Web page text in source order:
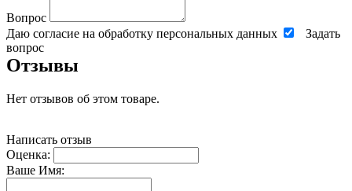
Вопрос
Даю согласие на обработку персональных данных
Задать
вопрос
Отзывы
Нет отзывов об этом товаре.
Написать отзыв
Оценка:
Ваше Имя: